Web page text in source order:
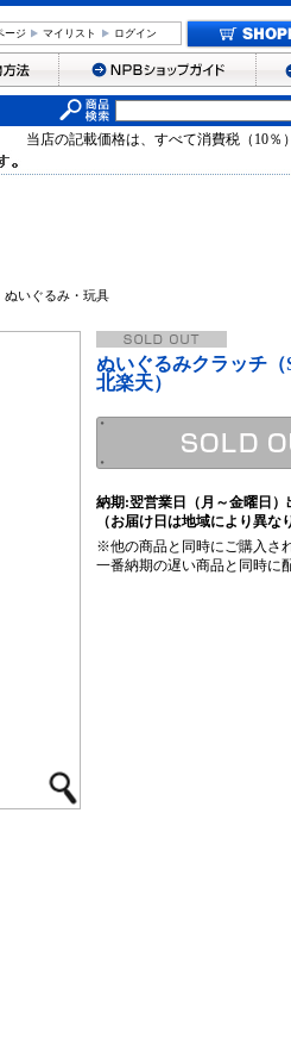
ージ マイリスト ログイン
当店の記載価格は、すべて消費税（10％
ぬいぐるみ・玩具
ぬいぐるみクラッチ
北楽天）
納期:翌営業日（月～金曜日）
（お届け日は地域により異な
※他の商品と同時にご購入さ
一番納期の遅い商品と同時に